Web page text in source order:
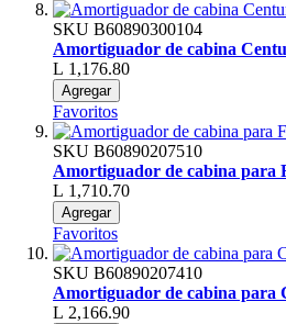
SKU B60890300104
Amortiguador de cabina
L 1,176.80
Agregar
Favoritos
SKU B60890207510
Amortiguador de cabina para
L 1,710.70
Agregar
Favoritos
SKU B60890207410
Amortiguador de cabina para
L 2,166.90